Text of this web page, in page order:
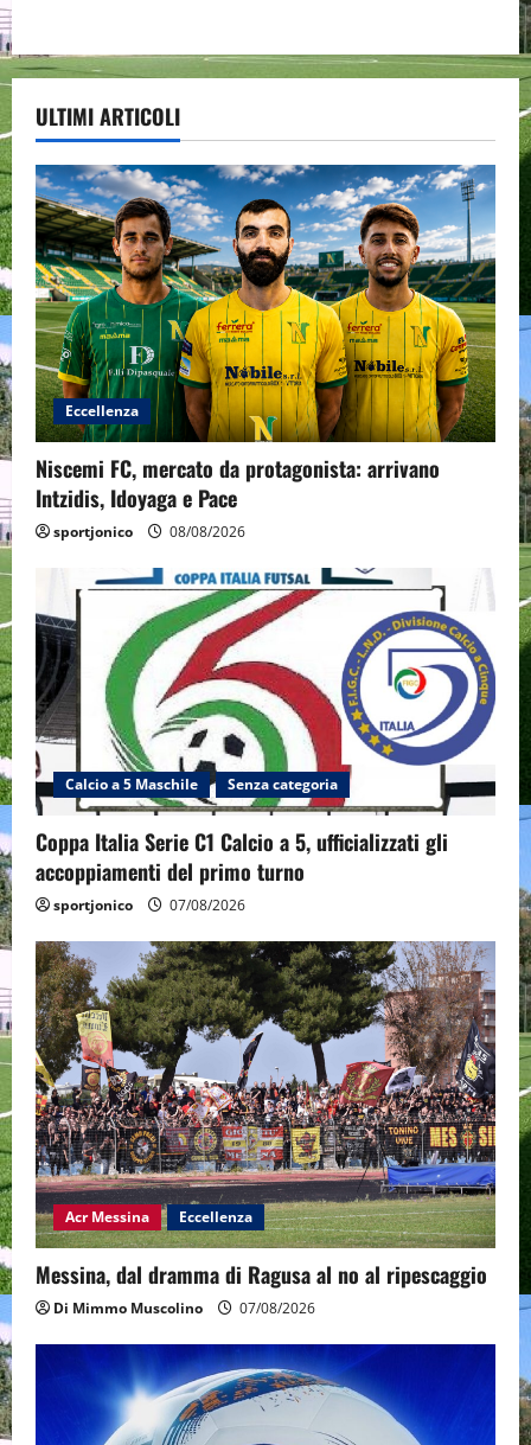
ULTIMI ARTICOLI
Eccellenza
Niscemi FC, mercato da protagonista: arrivano
Intzidis, Idoyaga e Pace
sportjonico 08/08/2026
Calcio a 5 Maschile Senza categoria
Coppa Italia Serie C1 Calcio a 5, ufficializzati gli
accoppiamenti del primo turno
sportjonico 07/08/2026
Acr Messina Eccellenza
Messina, dal dramma di Ragusa al no al ripescaggio
Di Mimmo Muscolino 07/08/2026